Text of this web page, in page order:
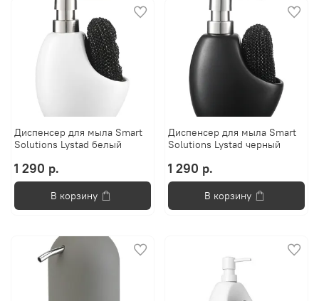
Диспенсер для мыла Smart
Solutions Lystad белый
1 290 р.
В корзину
Диспенсер для мыла Smart
Solutions Lystad черный
1 290 р.
В корзину